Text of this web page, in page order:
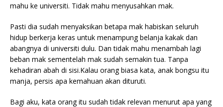
mahu ke universiti. Tidak mahu menyusahkan mak.
Pasti dia sudah menyaksikan betapa mak habiskan seluruh
hidup berkerja keras untuk menampung belanja kakak dan
abangnya di universiti dulu. Dan tidak mahu menambah lagi
beban mak sementelah mak sudah semakin tua. Tanpa
kehadiran abah di sisi.Kalau orang biasa kata, anak bongsu itu
manja, persis apa kemahuan akan dituruti.
Bagi aku, kata orang itu sudah tidak relevan menurut apa yang